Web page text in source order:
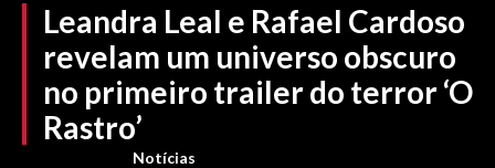
Leandra Leal e Rafael Cardoso
revelam um universo obscuro
no primeiro trailer do terror ‘O
Rastro’
Notícias